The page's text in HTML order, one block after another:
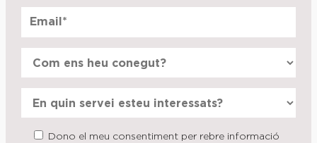
Dono el meu consentiment per rebre informació